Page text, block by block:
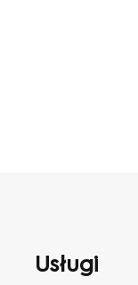
Usługi